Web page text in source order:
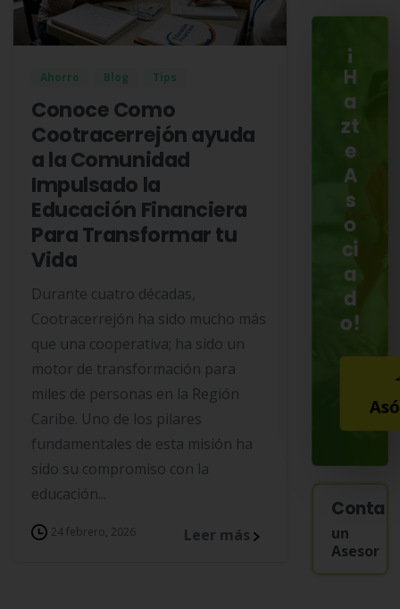
Ahorro Blog Tips
Conoce Como
Cootracerrejón ayuda
a la Comunidad
Impulsado la
Educación Financiera
Para Transformar tu
Vida
Durante cuatro décadas,
Cootracerrejón ha sido mucho más
que una cooperativa; ha sido un
motor de transformación para
miles de personas en la Región
Caribe. Uno de los pilares
fundamentales de esta misión ha
sido su compromiso con la
educación...
24 febrero, 2026 Leer más
¡
H
a
zt
e
A
s
o
ci
a
d
o!
un
Asesor